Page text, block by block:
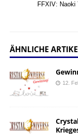
FFXIV: Naoki
ÄHNLICHE
12.